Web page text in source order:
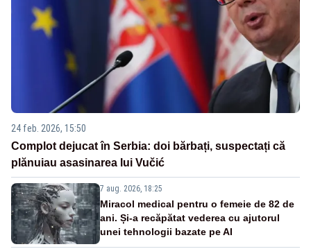
24 feb. 2026, 15:50
Complot dejucat în Serbia: doi bărbați, suspectați că
plănuiau asasinarea lui Vučić
7 aug. 2026, 18:25
Miracol medical pentru o femeie de 82 de
ani. Și-a recăpătat vederea cu ajutorul
unei tehnologii bazate pe AI